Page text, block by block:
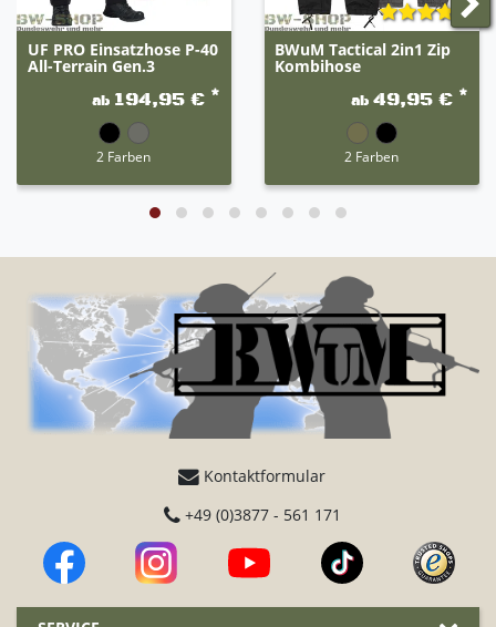
UF PRO Einsatzhose P-40
All-Terrain Gen.3
ab 194,95 € *
2 Farben
BWuM Tactical 2in1 Zip
Kombihose
ab 49,95 € *
2 Farben
Kontaktformular
+49 (0)3877 - 561 171